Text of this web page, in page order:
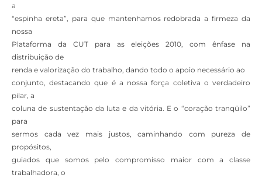
a
“espinha ereta”, para que mantenhamos redobrada a firmeza da
nossa
Plataforma da CUT para as eleições 2010, com ênfase na
distribuição de
renda e valorização do trabalho, dando todo o apoio necessário ao
conjunto, destacando que é a nossa força coletiva o verdadeiro
pilar, a
coluna de sustentação da luta e da vitória. E o “coração tranqüilo”
para
sermos cada vez mais justos, caminhando com pureza de
propósitos,
guiados que somos pelo compromisso maior com a classe
trabalhadora, o